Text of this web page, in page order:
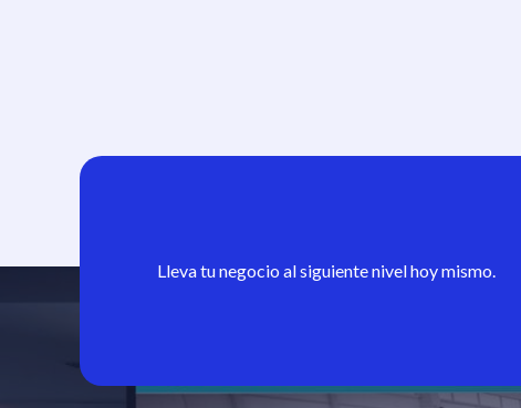
Lleva tu negocio al siguiente nivel hoy mismo.